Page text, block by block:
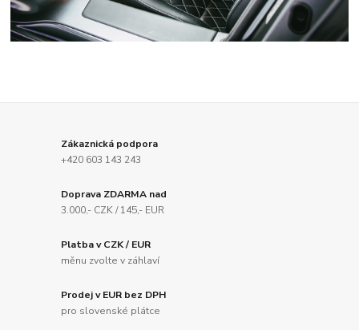
Zákaznická podpora
+420 603 143 243
Doprava ZDARMA nad
3.000,- CZK / 145,- EUR
Platba v CZK / EUR
měnu zvolte v záhlaví
Prodej v EUR bez DPH
pro slovenské plátce